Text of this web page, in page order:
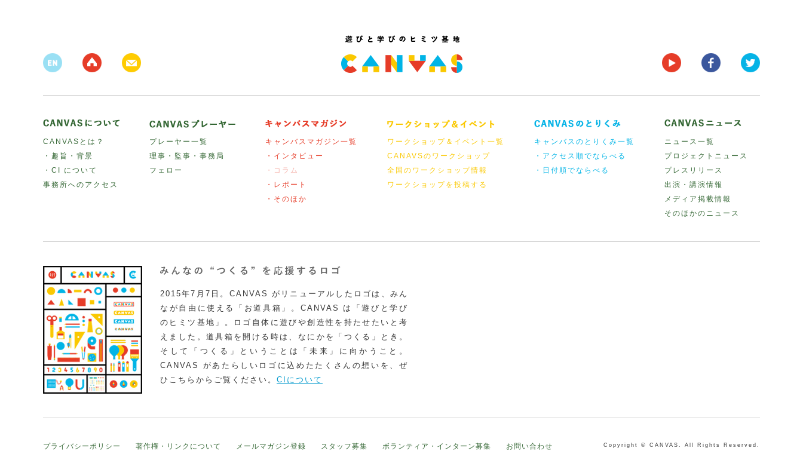
CANVASとは？
・趣旨・背景
・CI について
事務所へのアクセス
プレーヤー一覧
理事・監事・事務局
フェロー
キャンバスマガジン一覧
・インタビュー
・コラム
・レポート
・そのほか
ワークショップ＆イベント一覧
CANAVSのワークショップ
全国のワークショップ情報
ワークショップを投稿する
キャンバスのとりくみ一覧
・アクセス順でならべる
・日付順でならべる
ニュース一覧
プロジェクトニュース
プレスリリース
出演・講演情報
メディア掲載情報
そのほかのニュース
2015年7月7日。CANVAS がリニューアルしたロゴは、みん
なが自由に使える「お道具箱」。CANVAS は「遊びと学び
のヒミツ基地」。ロゴ自体に遊びや創造性を持たせたいと考
えました。道具箱を開ける時は、なにかを「つくる」とき。
そして「つくる」ということは「未来」に向かうこと。
CANVAS があたらしいロゴに込めたたくさんの想いを、ぜ
ひこちらからご覧ください。 CIについて
プライバシーポリシー 著作権・リンクについて メールマガジン登録 スタッフ募集 ボランティア・インターン募集 お問い合わせ Copyright © CANVAS. All Rights Reserved.